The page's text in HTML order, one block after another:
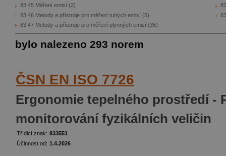
83 45 Měření emisí (2)
83 46 Metody a přístroje pro měření tuhých emisí (5)
83 47 Metody a přístroje pro měření plynných emisí (35)
bylo nalezeno 293 norem
ČSN EN ISO 7726
Ergonomie tepelného prostředí -
monitorování fyzikálních veličin
Třídicí znak: 833551
Účinnost od: 1.4.2026